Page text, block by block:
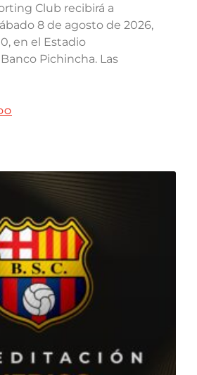
Club recibirá a
8 de agosto de 2026,
en el Estadio
Pichincha. Las